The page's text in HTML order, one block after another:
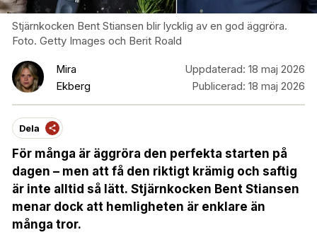
Stjärnkocken Bent Stiansen blir lycklig av en god äggröra.
Foto. Getty Images och Berit Roald
Mira
Ekberg
Uppdaterad: 18 maj 2026
Publicerad: 18 maj 2026
Dela
För många är äggröra den perfekta starten på
dagen – men att få den riktigt krämig och saftig
är inte alltid så lätt. Stjärnkocken Bent Stiansen
menar dock att hemligheten är enklare än
många tror.